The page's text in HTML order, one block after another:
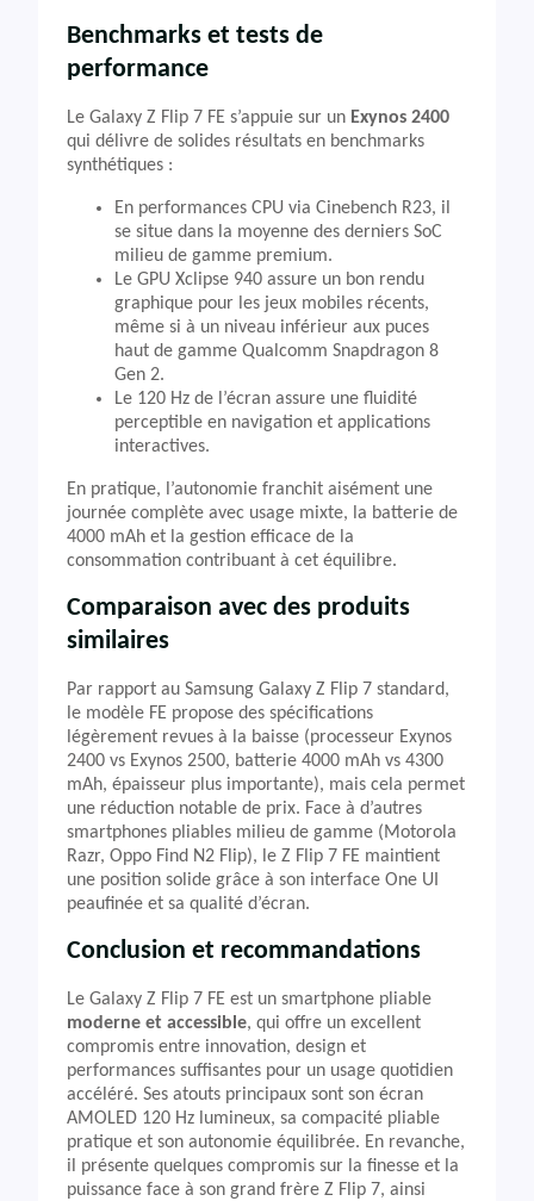
Benchmarks et tests de
performance
Le Galaxy Z Flip 7 FE s’appuie sur un Exynos 2400
qui délivre de solides résultats en benchmarks
synthétiques :
En performances CPU via Cinebench R23, il
se situe dans la moyenne des derniers SoC
milieu de gamme premium.
Le GPU Xclipse 940 assure un bon rendu
graphique pour les jeux mobiles récents,
même si à un niveau inférieur aux puces
haut de gamme Qualcomm Snapdragon 8
Gen 2.
Le 120 Hz de l’écran assure une fluidité
perceptible en navigation et applications
interactives.
En pratique, l’autonomie franchit aisément une
journée complète avec usage mixte, la batterie de
4000 mAh et la gestion efficace de la
consommation contribuant à cet équilibre.
Comparaison avec des produits
similaires
Par rapport au Samsung Galaxy Z Flip 7 standard,
le modèle FE propose des spécifications
légèrement revues à la baisse (processeur Exynos
2400 vs Exynos 2500, batterie 4000 mAh vs 4300
mAh, épaisseur plus importante), mais cela permet
une réduction notable de prix. Face à d’autres
smartphones pliables milieu de gamme (Motorola
Razr, Oppo Find N2 Flip), le Z Flip 7 FE maintient
une position solide grâce à son interface One UI
peaufinée et sa qualité d’écran.
Conclusion et recommandations
Le Galaxy Z Flip 7 FE est un smartphone pliable
moderne et accessible, qui offre un excellent
compromis entre innovation, design et
performances suffisantes pour un usage quotidien
accéléré. Ses atouts principaux sont son écran
AMOLED 120 Hz lumineux, sa compacité pliable
pratique et son autonomie équilibrée. En revanche,
il présente quelques compromis sur la finesse et la
puissance face à son grand frère Z Flip 7, ainsi